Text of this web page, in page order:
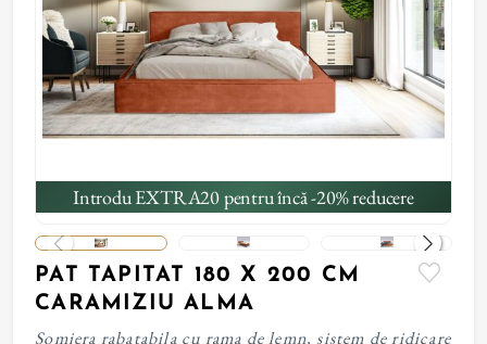
Introdu EXTRA20 pentru încă -20% reducere
PAT TAPITAT 180 X 200 CM
CARAMIZIU ALMA
Somiera rabatabila cu rama de lemn, sistem de ridicare